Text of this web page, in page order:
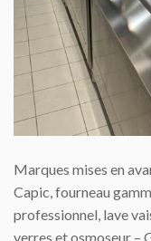
Marques mises en
Capic, fourneau
professionnel, lave
verres et osmoseur –